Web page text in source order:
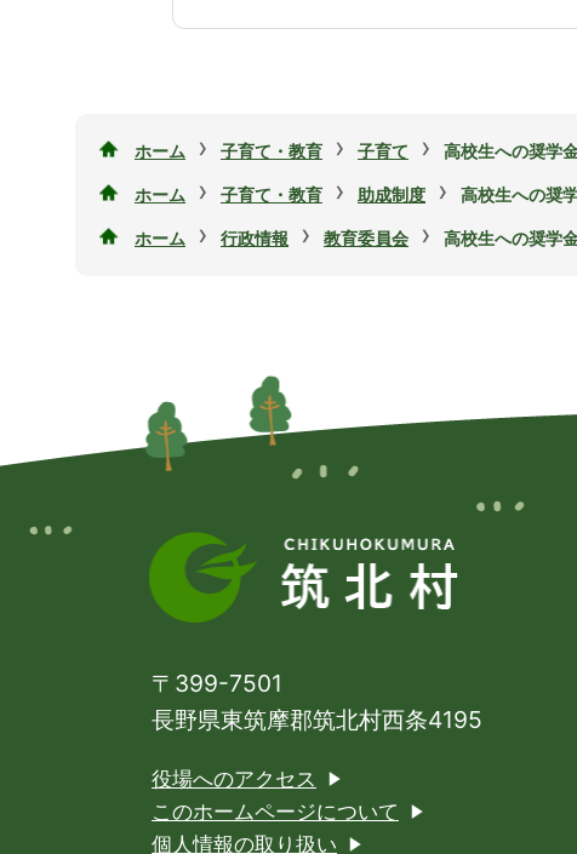
ホーム › 子育て・教育 › 子育て › 高校生への奨学
ホーム › 子育て・教育 › 助成制度 › 高校生への奨
ホーム › 行政情報 › 教育委員会 › 高校生への奨学
〒399-7501
長野県東筑摩郡筑北村西条4195
役場へのアクセス
このホームページについて
個人情報の取り扱い